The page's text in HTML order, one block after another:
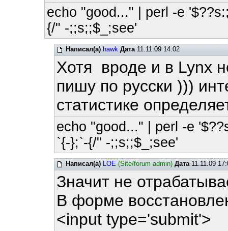
echo "good..." | perl -e
{/" -;;s;;$_;see'
Написал(а) hawk Дата11.11.09 14:02
Хотя вроде и в Lynx
пишу по русски )))
статистике
echo "good..." | perl -e
`{-};`-{/" -;;s;;$_;see'
Написал(а) LOE (Site/forum admin) Дата11.11.09
Значит не
В форме
<input type='submit'>